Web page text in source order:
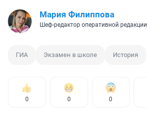
Мария Филиппова
Шеф-редактор оперативной редакции
ГИА Экзамен в школе История
0 0 0